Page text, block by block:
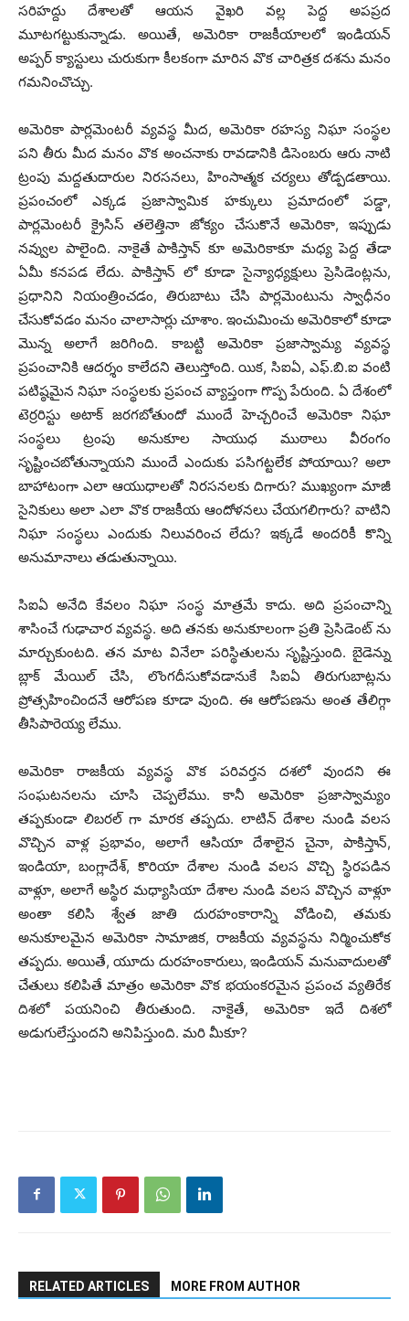
సరిహద్దు దేశాలతో ఆయన వైఖరి వల్ల పెద్ద అపప్రద
మూటగట్టుకున్నాడు. అయితే, అమెరికా రాజకీయాలలో ఇండియన్
అప్పర్ క్యాస్టులు చురుకుగా కీలకంగా మారిన వొక చారిత్రక దశను మనం
గమనించొచ్చు.
అమెరికా పార్లమెంటరీ వ్యవస్థ మీద, అమెరికా రహస్య నిఘా సంస్థల
పని తీరు మీద మనం వొక అంచనాకు రావడానికి డిసెంబరు ఆరు నాటి
ట్రంపు మద్దతుదారుల నిరసనలు, హింసాత్మక చర్యలు తోడ్పడతాయి.
ప్రపంచంలో ఎక్కడ ప్రజాస్వామిక హక్కులు ప్రమాదంలో పడ్డా,
పార్లమెంటరీ క్రైసిస్ తలెత్తినా జోక్యం చేసుకొనే అమెరికా, ఇప్పుడు
నవ్వుల పాలైంది. నాకైతే పాకిస్తాన్ కూ అమెరికాకూ మధ్య పెద్ద తేడా
ఏమీ కనపడ లేదు. పాకిస్తాన్ లో కూడా సైన్యాధ్యక్షులు ప్రెసిడెంట్లను,
ప్రధానిని నియంత్రించడం, తిరుబాటు చేసి పార్లమెంటును స్వాధీనం
చేసుకోవడం మనం చాలాసార్లు చూశాం. ఇంచుమించు అమెరికాలో కూడా
మొన్న అలాగే జరిగింది. కాబట్టి అమెరికా ప్రజాస్వామ్య వ్యవస్థ
ప్రపంచానికి ఆదర్శం కాలేదని తెలుస్తోంది. యిక, సిఐఏ, ఎఫ్.బి.ఐ వంటి
పటిష్ఠమైన నిఘా సంస్థలకు ప్రపంచ వ్యాప్తంగా గొప్ప పేరుంది. ఏ దేశంలో
టెర్రరిస్టు అటాక్ జరగబోతుందో ముందే హెచ్చరించే అమెరికా నిఘా
సంస్థలు ట్రంపు అనుకూల సాయుధ ముఠాలు వీరంగం
సృష్టించబోతున్నాయని ముందే ఎందుకు పసిగట్టలేక పోయాయి? అలా
బాహాటంగా ఎలా ఆయుధాలతో నిరసనలకు దిగారు? ముఖ్యంగా మాజీ
సైనికులు అలా ఎలా వొక రాజకీయ ఆందోళనలు చేయగలిగారు? వాటిని
నిఘా సంస్థలు ఎందుకు నిలువరించ లేదు? ఇక్కడే అందరికీ కొన్ని
అనుమానాలు తడుతున్నాయి.
సిఐఏ అనేది కేవలం నిఘా సంస్థ మాత్రమే కాదు. అది ప్రపంచాన్ని
శాసించే గుఢాచార వ్యవస్థ. అది తనకు అనుకూలంగా ప్రతి ప్రెసిడెంట్ ను
మార్చుకుంటది. తన మాట వినేలా పరిస్థితులను సృష్టిస్తుంది. బైడెన్ను
బ్లాక్ మేయిల్ చేసి, లొంగదీసుకోవడానుకే సిఐఏ తిరుగుబాట్లను
ప్రోత్సహించిందనే ఆరోపణ కూడా వుంది. ఈ ఆరోపణను అంత తేలిగ్గా
తీసిపారెయ్య లేము.
అమెరికా రాజకీయ వ్యవస్థ వొక పరివర్తన దశలో వుందని ఈ
సంఘటనలను చూసి చెప్పలేము. కానీ అమెరికా ప్రజాస్వామ్యం
తప్పకుండా లిబరల్ గా మారక తప్పదు. లాటిన్ దేశాల నుండి వలస
వొచ్చిన వాళ్ల ప్రభావం, అలాగే ఆసియా దేశాలైన చైనా, పాకిస్తాన్,
ఇండియా, బంగ్లాదేశ్, కొరియా దేశాల నుండి వలస వొచ్చి స్థిరపడిన
వాళ్లూ, అలాగే అస్థిర మధ్యాసియా దేశాల నుండి వలస వొచ్చిన వాళ్లూ
అంతా కలిసి శ్వేత జాతి దురహంకారాన్ని వోడించి, తమకు
అనుకూలమైన అమెరికా సామాజిక, రాజకీయ వ్యవస్థను నిర్మించుకోక
తప్పదు. అయితే, యూదు దురహంకారులు, ఇండియన్ మనువాదులతో
చేతులు కలిపితే మాత్రం అమెరికా వొక భయంకరమైన ప్రపంచ వ్యతిరేక
దిశలో పయనించి తీరుతుంది. నాకైతే, అమెరికా ఇదే దిశలో
అడుగులేస్తుందని అనిపిస్తుంది. మరి మీకూ?
RELATED ARTICLES MORE FROM AUTHOR